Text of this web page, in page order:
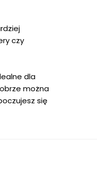
czy
dla
można
się